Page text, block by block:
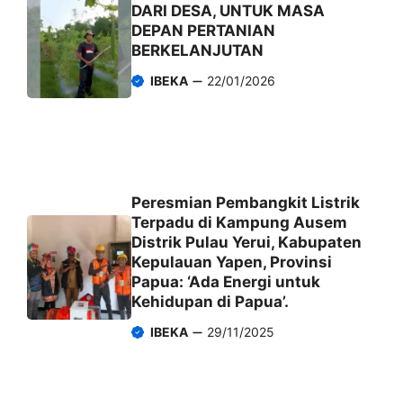
DARI DESA, UNTUK MASA
DEPAN PERTANIAN
BERKELANJUTAN
IBEKA 22/01/2026
Peresmian Pembangkit Listrik
Terpadu di Kampung Ausem
Distrik Pulau Yerui, Kabupaten
Kepulauan Yapen, Provinsi
Papua: ‘Ada Energi untuk
Kehidupan di Papua’.
IBEKA 29/11/2025